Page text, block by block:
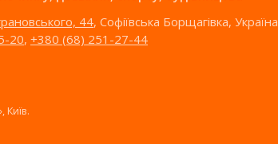
44, Софіївська Борщагівка, Україна
20, +380 (68) 251-27-44
Київ.